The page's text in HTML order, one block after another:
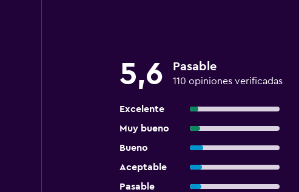
5,6 Pasable
110 opiniones verificadas
Excelente
Muy bueno
Bueno
Aceptable
Pasable